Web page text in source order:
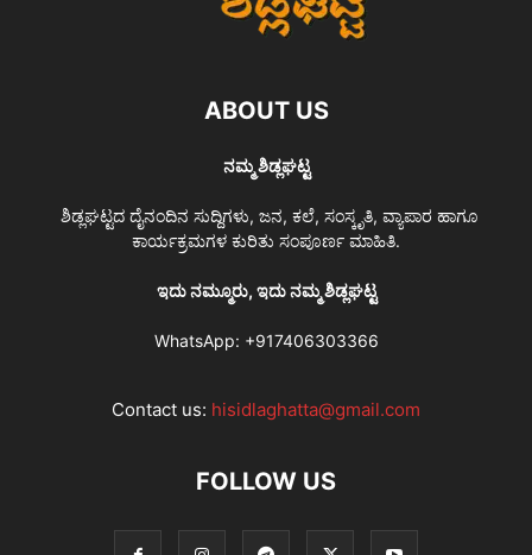
ABOUT US
ನಮ್ಮ ಶಿಡ್ಲಘಟ್ಟ
ಶಿಡ್ಲಘಟ್ಟದ ದೈನಂದಿನ ಸುದ್ದಿಗಳು, ಜನ, ಕಲೆ, ಸಂಸ್ಕೃತಿ, ವ್ಯಾಪಾರ ಹಾಗೂ
ಕಾರ್ಯಕ್ರಮಗಳ ಕುರಿತು ಸಂಪೂರ್ಣ ಮಾಹಿತಿ.
ಇದು ನಮ್ಮೂರು, ಇದು ನಮ್ಮ ಶಿಡ್ಲಘಟ್ಟ
WhatsApp: +917406303366
Contact us: hisidlaghatta@gmail.com
FOLLOW US